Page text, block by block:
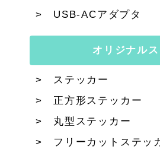
USB-ACアダプタ
オリジナル
ステッカー
正方形ステッカー
丸型ステッカー
フリーカットステッ